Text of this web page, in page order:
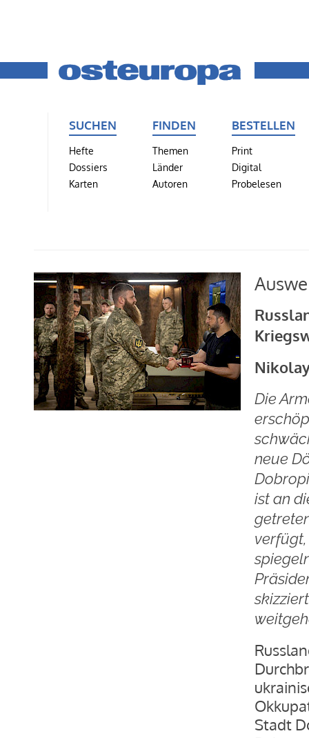
SUCHEN
Hefte
Dossiers
Karten
FINDEN
Themen
Länder
Autoren
BESTELLEN
Print
Digital
Probelesen
Die
neue
ist an
Stadt